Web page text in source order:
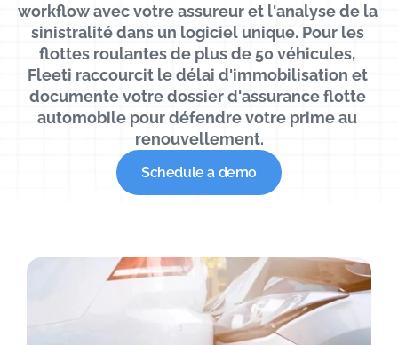
workflow avec votre assureur et l'analyse de la
sinistralité dans un logiciel unique. Pour les
flottes roulantes de plus de 50 véhicules,
Fleeti raccourcit le délai d'immobilisation et
documente votre dossier d'assurance flotte
automobile pour défendre votre prime au
renouvellement.
Schedule a demo